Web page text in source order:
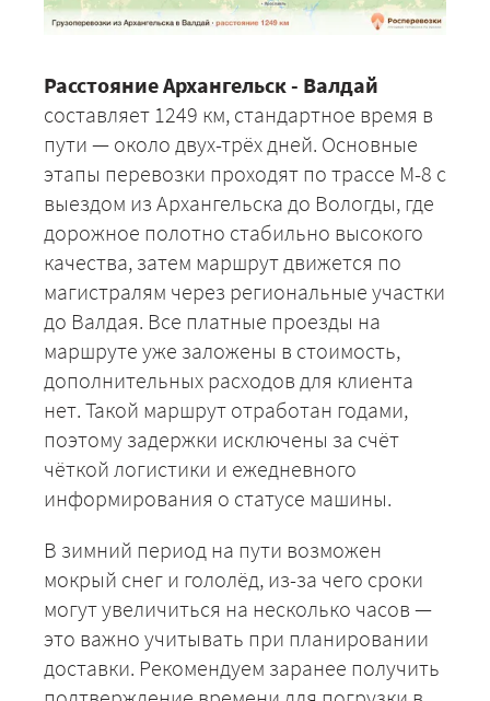
Расстояние Архангельск - Валдай
составляет 1249 км, стандартное время в
пути — около двух-трёх дней. Основные
этапы перевозки проходят по трассе М-8 с
выездом из Архангельска до Вологды, где
дорожное полотно стабильно высокого
качества, затем маршрут движется по
магистралям через региональные участки
до Валдая. Все платные проезды на
маршруте уже заложены в стоимость,
дополнительных расходов для клиента
нет. Такой маршрут отработан годами,
поэтому задержки исключены за счёт
чёткой логистики и ежедневного
информирования о статусе машины.
В зимний период на пути возможен
мокрый снег и гололёд, из-за чего сроки
могут увеличиться на несколько часов —
это важно учитывать при планировании
доставки. Рекомендуем заранее получить
+7 (499) 520-05-23